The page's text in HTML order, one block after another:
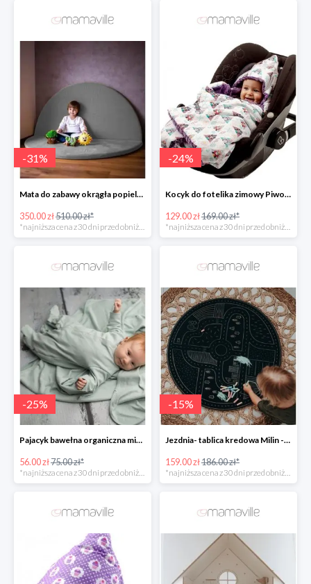
-31%
Mata do zabawy okrągła popielata MAŁPISZON -31%
350.00 zł510.00 zł*
-24%
Kocyk do fotelika zimowy Piwonie/ Peonie Mi Bebe -23%
129.00 zł169.00 zł*
-25%
Pajacyk bawełna organiczna miętowy Nanaf Organic -25%
56.00 zł75.00 zł*
*najniższa cena z 30 dni przed obniżką
-15%
Jezdnia- tablica kredowa Milin -14%
159.00 zł186.00 zł*
*najniższa cena z 30 dni przed obniżką